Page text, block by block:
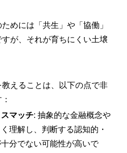
めには「共生」や「協働」
が、それが育ちにくい土壌
えることは、以下の点で非
マッチ: 抽象的な金融概念や
理解し、判断する認知的・
分でない可能性が高いで